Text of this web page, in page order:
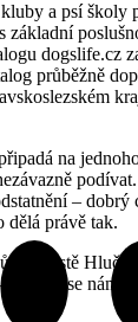
a psí školy
základní
dogslife.cz
průběžně
na
–
dělá právě tak.
ve městě
se nám.